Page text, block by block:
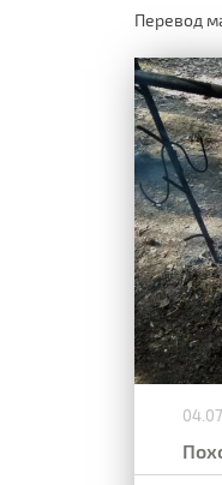
Перевод